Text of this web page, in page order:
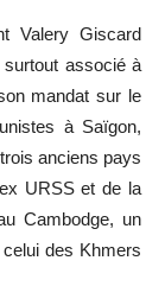
Valery Giscard
surtout associé à
mandat sur le
à Saïgon,
anciens pays
URSS et de la
Cambodge, un
des Khmers